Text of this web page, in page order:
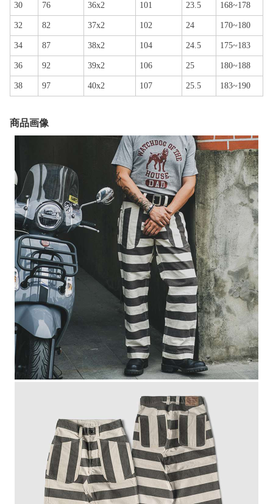
30 76 36x2 101 23.5 168~178
32 82 37x2 102 24 170~180
34 87 38x2 104 24.5 175~183
36 92 39x2 106 25 180~188
38 97 40x2 107 25.5 183~190
商品画像